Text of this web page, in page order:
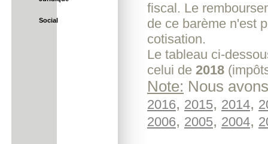
Social
fiscal. Le
de ce barème n'est
cotisation.
Le tableau ci-
celui de 2018
Note: Nous
2016, 2015, 2014,
2006, 2005, 2004,